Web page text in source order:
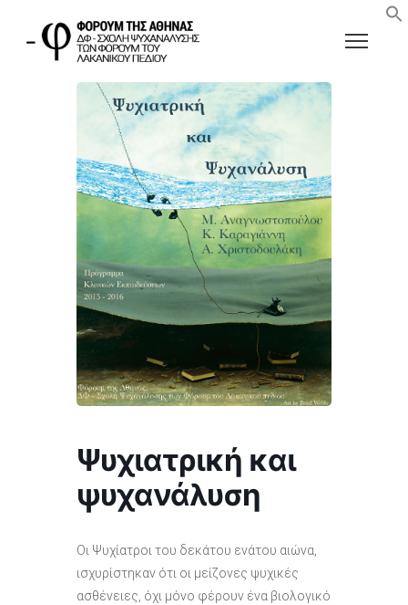
Ψυχιατρική και
ψυχανάλυση
Οι Ψυχίατροι του δεκάτου ενάτου αιώνα,
ισχυρίστηκαν ότι οι μείζονες ψυχικές
ασθένειες, όχι μόνο φέρουν ένα βιολογικό